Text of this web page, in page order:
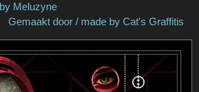
/ made by Meluzyne
/ made by Cat's Graffitis